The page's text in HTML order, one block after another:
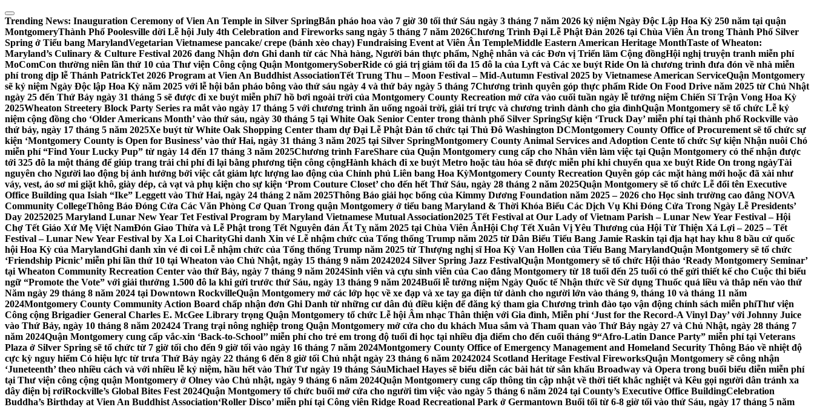
Skip
to
content
Trending News: Inauguration Ceremony of Vien An Temple in Silver SpringBắn pháo hoa vào 7 giờ 30 tối thứ Sáu ngày 3 tháng 7 năm 2026 kỷ niệm Ngày Độc Lập Hoa Kỳ 250 năm tại quận
MontgomeryThành Phố Poolesville dời Lễ hội July 4th Celebration and Fireworks sang ngày 5 tháng 7 năm 2026Chương Trình Đại Lễ Phật Đản 2026 tại Chùa Viên Ân trong Thành Phố Silver
Spring ở Tiểu bang MarylandVegetarian Vietnamese pancake/ crepe (bánh xèo chay) Fundraising Event at Viên Ân TempleMiddle Eastern American Heritage MonthTaste of Wheaton:
Maryland’s Culinary & Culture Festival 2026 đang Nhận đơn Ghi danh từ các Nhà hàng, Người bán thực phẩm, Nghệ nhân và các Đơn vị Triển lãm Cộng đồngHội nghị truyện tranh miễn phí
MoComCon thường niên lần thứ 10 của Thư viện Công cộng Quận MontgomerySoberRide có giá trị giảm tối đa 15 đô la của Lyft và Các xe buýt Ride On là chương trình đưa đón về nhà miễn
phí trong dịp lễ Thánh PatrickTet 2026 Program at Vien An Buddhist AssociationTết Trung Thu – Moon Festival – Mid-Autumn Festival 2025 by Vietnamese American ServiceQuận Montgomery
sẽ kỷ niệm Ngày Độc lập Hoa Kỳ năm 2025 với lễ hội bắn pháo bông vào thứ sáu ngày 4 và thứ bảy ngày 5 tháng 7Chương trình quyên góp thực phẩm Ride On Food Drive năm 2025 từ Chủ Nhật
ngày 25 đến Thứ Bảy ngày 31 tháng 5 sẽ được đi xe buýt miễn phí7 hồ bơi ngoài trời của Montgomery County Recreation mở cửa vào cuối tuần ngày lễ tưởng niệm Chiến Sĩ Trận Vong Hoa Kỳ
2025Wheaton Streetery Block Party Series ra mắt vào ngày 17 tháng 5 với chương trình ăn uống ngoài trời, giải trí trực và chương trình dành cho gia đìnhQuận Montgomery sẽ tổ chức Lễ kỷ
niệm cộng đồng cho ‘Older Americans Month’ vào thứ sáu, ngày 30 tháng 5 tại White Oak Senior Center trong thành phố Silver SpringSự kiện ‘Truck Day’ miễn phí tại thành phố Rockville vào
thứ bảy, ngày 17 tháng 5 năm 2025Xe buýt từ White Oak Shopping Center tham dự Đại Lễ Phật Đản tổ chức tại Thủ Đô Washington DCMontgomery County Office of Procurement sẽ tổ chức sự
kiện ‘Montgomery County is Open for Business’ vào thứ Hai, ngày 31 tháng 3 năm 2025 tại Silver SpringMontgomery County Animal Services and Adoption Cente tổ chức Sự kiện Nhận nuôi Chó
miễn phí “Find Your Lucky Pup” từ ngày 14 đến 17 tháng 3 năm 2025Chương trình FareShare của Quận Montgomery cung cấp cho Nhân viên làm việc tại Quận Montgomery có thể nhận được
tới 325 đô la một tháng để giúp trang trải chi phí đi lại bằng phương tiện công cộngHành khách đi xe buýt Metro hoặc tàu hỏa sẽ được miễn phí khi chuyển qua xe buýt Ride On trong ngàyTài
nguyên cho Người lao động bị ảnh hưởng bởi việc cắt giảm lực lượng lao động của Chính phủ Liên bang Hoa KỳMontgomery County Recreation Quyên góp các mặt hàng mới hoặc đã xài như
váy, vest, áo sơ mi giặt khô, giày dép, cà vạt và phụ kiện cho sự kiện ‘Prom Couture Closet’ cho đến hết Thứ Sáu, ngày 28 tháng 2 năm 2025Quận Montgomery sẽ tổ chức Lễ đổi tên Executive
Office Building qua Isiah “Ike” Leggett vào Thứ Hai, ngày 24 tháng 2 năm 2025Thông Báo giải học bổng của Kimmy Dương Foundation năm 2025 – 2026 cho Học sinh trường cao đẳng NOVA
Community CollegeThông Báo Đóng Cửa Các Văn Phòng Cơ Quan Trong quận Montgomery ở tiểu bang Maryland & Thời Khóa Biểu Các Dịch Vụ Khi Đóng Cửa Trong Ngày Lễ Presidents’
Day 20252025 Maryland Lunar New Year Tet Festival Program by Maryland Vietnamese Mutual Association2025 Tết Festival at Our Lady of Vietnam Parish – Lunar New Year Festival – Hội
Chợ Tết Giáo Xứ Mẹ Việt NamĐón Giao Thừa và Lễ Phật trong Tết Nguyên đán Ất Tỵ năm 2025 tại Chùa Viên ÂnHội Chợ Tết Xuân Vị Yêu Thương của Hội Từ Thiện Xá Lợi – 2025 – Tết
Festival – Lunar New Year Festival by Xa Loi CharityGhi danh Xin vé Lễ nhậm chức của Tổng thống Trump năm 2025 từ Dân Biểu Tiểu Bang Jamie Raskin tại địa hạt hay khu 8 bầu cử quốc
hội Hoa Kỳ của MarylandGhi danh xin vé đi coi Lễ nhậm chức của Tổng thống Trump năm 2025 từ Thượng nghị sĩ Hoa Kỳ Van Hollen của Tiểu Bang MarylandQuận Montgomery sẽ tổ chức
‘Friendship Picnic’ miễn phí lần thứ 10 tại Wheaton vào Chủ Nhật, ngày 15 tháng 9 năm 20242024 Silver Spring Jazz FestivalQuận Montgomery sẽ tổ chức Hội thảo ‘Ready Montgomery Seminar’
tại Wheaton Community Recreation Center vào thứ Bảy, ngày 7 tháng 9 năm 2024Sinh viên và cựu sinh viên của Cao đẳng Montgomery từ 18 tuổi đến 25 tuổi có thể gửi thiết kế cho Cuộc thi biểu
ngữ “Promote the Vote” với giải thưởng 1.500 đô la khi gửi trước thứ Sáu, ngày 13 tháng 9 năm 2024Buổi lễ tưởng niệm Ngày Quốc tế Nhận thức về Sử dụng Thuốc quá liều và thắp nến vào thứ
Năm ngày 29 tháng 8 năm 2024 tại Downtown RockvilleQuận Montgomery mở các lớp học về xe đạp và xe tay ga điện tử dành cho người lớn vào tháng 9, tháng 10 và tháng 11 năm
2024Montgomery County Community Action Board chấp nhận đơn Ghi Danh từ những cư dân đủ điều kiện để đăng ký tham gia Chương trình đào tạo vận động chính sách miễn phíThư viện
Công cộng Brigadier General Charles E. McGee Library trọng Quận Montgomery tổ chức Lễ hội Âm nhạc Thân thiện với Gia đình, Miễn phí ‘Just for the Record-A Vinyl Day’ với Johnny Juice
vào Thứ Bảy, ngày 10 tháng 8 năm 202424 Trang trại nông nghiệp trong Quận Montgomery mở cửa cho du khách Mua sắm và Tham quan vào Thứ Bảy ngày 27 và Chủ Nhật, ngày 28 tháng 7
năm 2024Quận Montgomery cung cấp vắc-xin ‘Back-to-School’’ miễn phí cho trẻ em trong độ tuổi đi học tại nhiều địa điểm cho đến cuối tháng 9“Afro-Latin Dance Party” miễn phí tại Veterans
Plaza ở Silver Spring sẽ tổ chức từ 7 giờ tối cho đến 9 giờ tối vào ngày 16 tháng 7 năm 2024Montgomery County Office of Emergency Management and Homeland Security Thông Báo về nhiệt độ
cực kỳ nguy hiểm Có hiệu lực từ trưa Thứ Bảy ngày 22 tháng 6 đến 8 giờ tối Chủ nhật ngày 23 tháng 6 năm 20242024 Scotland Heritage Festival FireworksQuận Montgomery sẽ công nhận
‘Juneteenth’ theo nhiều cách và với nhiều lễ kỷ niệm, hầu hết vào Thứ Tư ngày 19 tháng SáuMichael Hayes sẽ biểu diễn các bài hát từ sân khấu Broadway và Opera trong buổi biểu diễn miễn phí
tại Thư viện công cộng quận Montgomery ở Olney vào Chủ nhật, ngày 9 tháng 6 năm 2024Quận Montgomery cung cấp thông tin cập nhật về thời tiết khắc nghiệt và Kêu gọi người dân tránh xa
dây điện bị rơiRockville’s Global Bites Fest 2024Quận Montgomery tổ chức buổi mở cửa cho người tìm việc vào ngày 5 tháng 6 năm 2024 tại County’s Executive Office BuildingCelebration
Buddha’s Birthday at Vien An Buddhist Association‘Roller Disco’ miễn phí tại Công viên Ridge Road Recreational Park ở Germantown Buổi tối từ 6-8 giờ tối vào thứ Sáu, ngày 17 tháng 5 năm